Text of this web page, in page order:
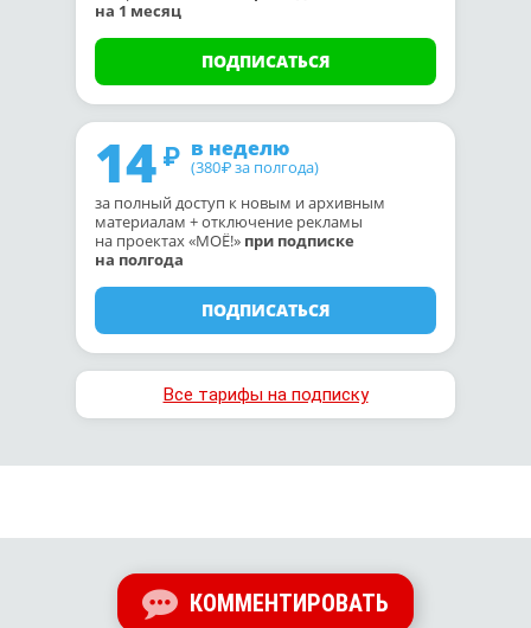
на 1 месяц
ПОДПИСАТЬСЯ
14 в неделю
(380₽ за полгода)
за полный доступ к новым и архивным
материалам + отключение рекламы
на проектах «МОЁ!» при подписке
на полгода
ПОДПИСАТЬСЯ
Все тарифы на подписку
КОММЕНТИРОВАТЬ